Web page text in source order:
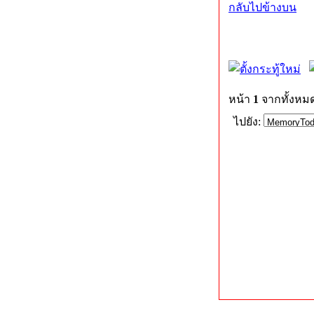
กลับไปข้างบน
หน้า 1 จากทั้งห
ไปยัง: